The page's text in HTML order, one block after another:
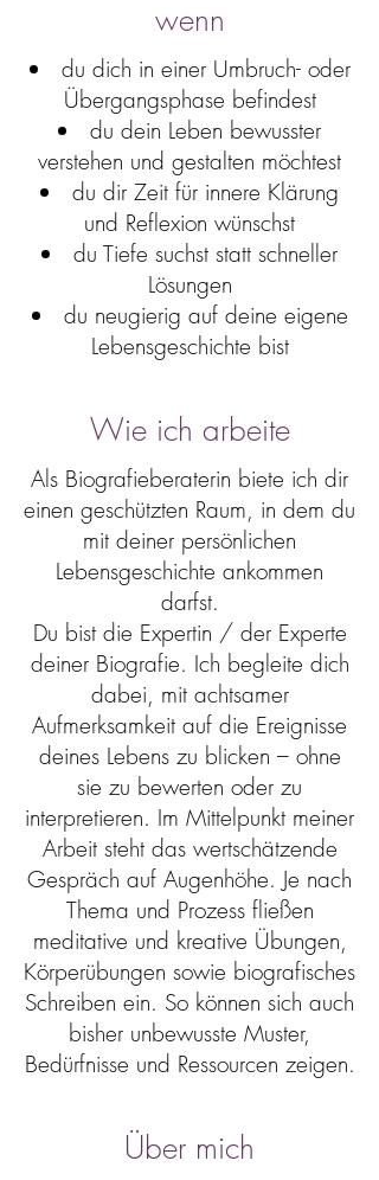
wenn
du dich in einer Umbruch- oder
Übergangsphase befindest
du dein Leben bewusster
verstehen und gestalten möchtest
du dir Zeit für innere Klärung
und Reflexion wünschst
du Tiefe suchst statt schneller
Lösungen
du neugierig auf deine eigene
Lebensgeschichte bist
Wie ich arbeite
Als Biografieberaterin biete ich dir
einen geschützten Raum, in dem du
mit deiner persönlichen
Lebensgeschichte ankommen
darfst.
Du bist die Expertin / der Experte
deiner Biografie. Ich begleite dich
dabei, mit achtsamer
Aufmerksamkeit auf die Ereignisse
deines Lebens zu blicken – ohne
sie zu bewerten oder zu
interpretieren. Im Mittelpunkt meiner
Arbeit steht das wertschätzende
Gespräch auf Augenhöhe. Je nach
Thema und Prozess fließen
meditative und kreative Übungen,
Körperübungen sowie biografisches
Schreiben ein. So können sich auch
bisher unbewusste Muster,
Bedürfnisse und Ressourcen zeigen.
Über mich